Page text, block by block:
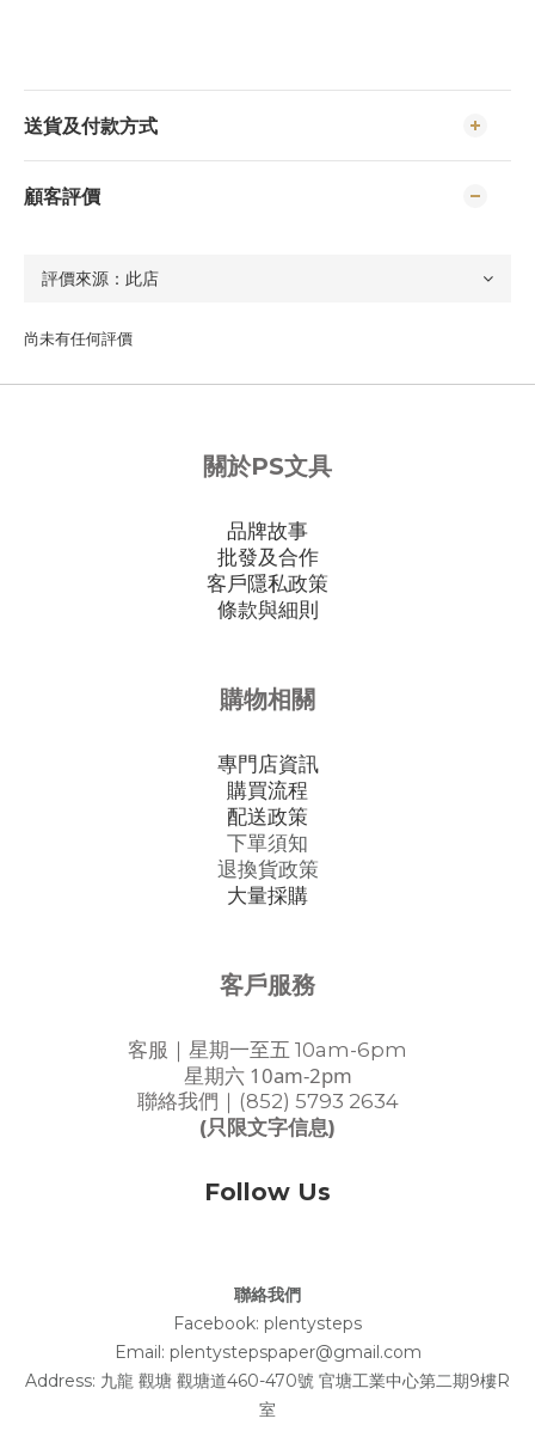
送貨及付款方式
顧客評價
尚未有任何評價
關於PS文具
品牌故事
批發及合作
客戶隱私政策
條款與細則
購物相關
專門店資訊
購買流程
配送政策
下單須知
退換貨政策
大量採購
客戶服務
客服｜星期一至五 10am-6pm
星期六 10am-2pm
聯絡我們｜(852) 5793 2634
(只限文字信息)
Follow Us
聯絡我們
Facebook: plentysteps
Email: plentystepspaper@gmail.com
Address: 九龍 觀塘 觀塘道460-470號 官塘工業中心第二期9樓R
室